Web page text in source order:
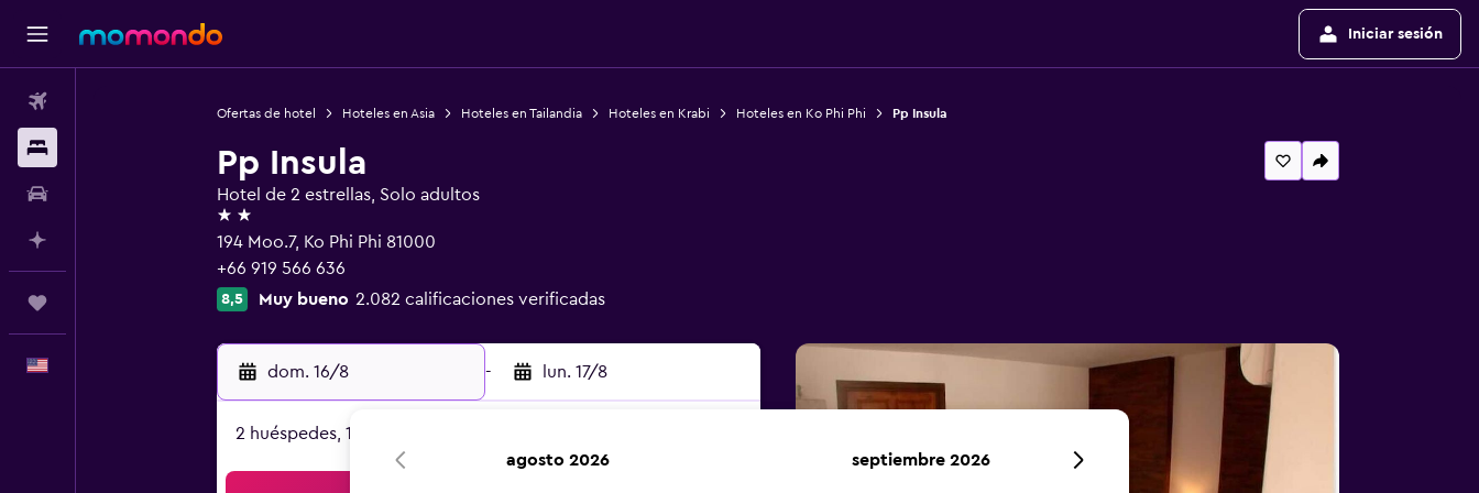
Iniciar sesión
Ofertas de hotel Hoteles en Asia Hoteles en Tailandia Hoteles en Krabi Hoteles en Ko Phi Phi Pp Insula
Pp Insula
Hotel de 2 estrellas, Solo adultos
2 estrellas
194 Moo.7, Ko Phi Phi 81000
+66 919 566 636
8,5 Muy bueno 2.082 calificaciones verificadas
dom. 16/8 - lun. 17/8
2 huéspedes, 1 habitación
agosto 2026 septiembre 2026